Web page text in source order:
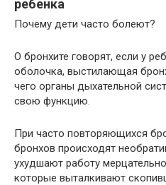
ребенка
Почему дети часто болеют?
О бронхите говорят, если у
оболочка, выстилающая
чего органы дыхательной
свою функцию.
При часто повторяющихся
бронхов происходят
ухудшают работу
которые выталкивают